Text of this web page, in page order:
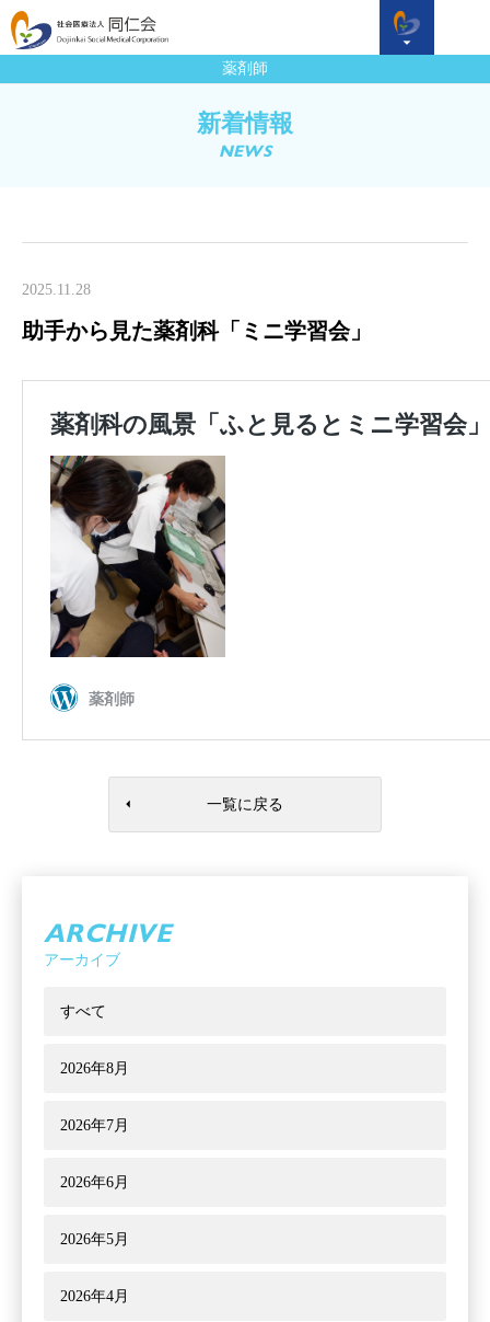
薬剤師
新着情報
NEWS
2025.11.28
助手から見た薬剤科「ミニ学習会」
一覧に戻る
ARCHIVE
アーカイブ
すべて
2026年8月
2026年7月
2026年6月
2026年5月
2026年4月